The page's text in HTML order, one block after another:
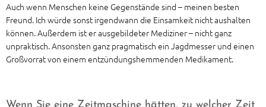
Auch wenn Menschen keine Gegenstände sind – meinen besten
Freund. Ich würde sonst irgendwann die Einsamkeit nicht aushalten
können. Außerdem ist er ausgebildeter Mediziner – nicht ganz
unpraktisch. Ansonsten ganz pragmatisch ein Jagdmesser und einen
Großvorrat von einem entzündungshemmenden Medikament.